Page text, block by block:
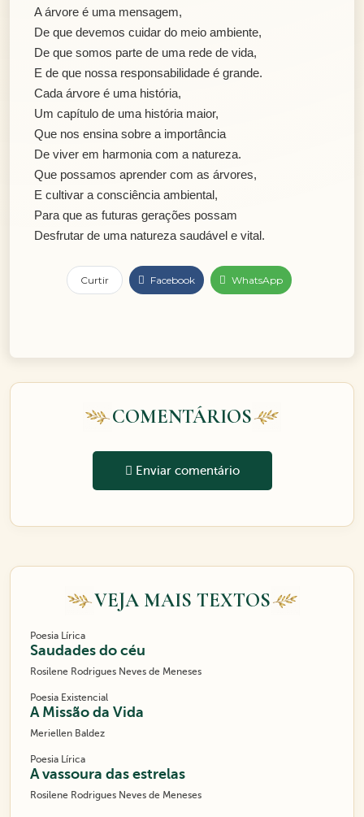
A árvore é uma mensagem,
De que devemos cuidar do meio ambiente,
De que somos parte de uma rede de vida,
E de que nossa responsabilidade é grande.
Cada árvore é uma história,
Um capítulo de uma história maior,
Que nos ensina sobre a importância
De viver em harmonia com a natureza.
Que possamos aprender com as árvores,
E cultivar a consciência ambiental,
Para que as futuras gerações possam
Desfrutar de uma natureza saudável e vital.
Curtir Facebook WhatsApp
COMENTÁRIOS
Enviar comentário
VEJA MAIS TEXTOS
Poesia Lírica
Saudades do céu
Rosilene Rodrigues Neves de Meneses
Poesia Existencial
A Missão da Vida
Meriellen Baldez
Poesia Lírica
A vassoura das estrelas
Rosilene Rodrigues Neves de Meneses